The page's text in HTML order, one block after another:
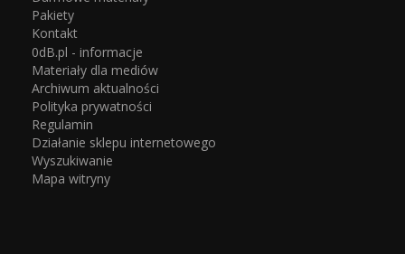
Pakiety
Kontakt
0dB.pl - informacje
Materiały dla mediów
Archiwum aktualności
Polityka prywatności
Regulamin
Działanie sklepu internetowego
Wyszukiwanie
Mapa witryny